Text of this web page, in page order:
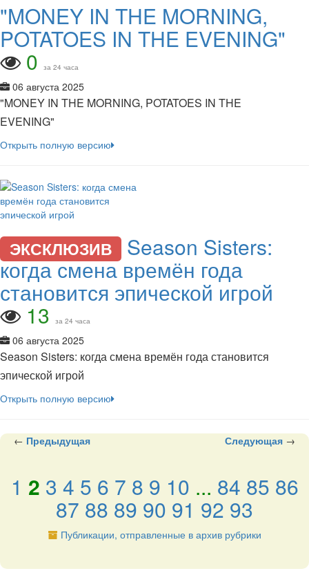
"MONEY IN THE MORNING,
POTATOES IN THE EVENING"
0 за 24 часа
06 августа 2025
"MONEY IN THE MORNING, POTATOES IN THE
EVENING"
Открыть полную версию
ЭКСКЛЮЗИВ Season Sisters:
когда смена времён года
становится эпической игрой
13 за 24 часа
06 августа 2025
Season Sisters: когда смена времён года становится
эпической игрой
Открыть полную версию
← Предыдущая Следующая →
1 2 3 4 5 6 7 8 9 10 ... 84 85 86
87 88 89 90 91 92 93
Публикации, отправленные в архив рубрики